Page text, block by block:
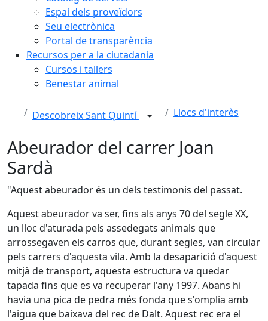
Espai dels proveïdors
Seu electrònica
Portal de transparència
Recursos per a la ciutadania
Cursos i tallers
Benestar animal
Descobreix Sant Quintí Llocs d'interès
Abeurador del carrer Joan
Sardà
"Aquest abeurador és un dels testimonis del passat.
Aquest abeurador va ser, fins als anys 70 del segle XX,
un lloc d'aturada pels assedegats animals que
arrossegaven els carros que, durant segles, van circular
pels carrers d'aquesta vila. Amb la desaparició d'aquest
mitjà de transport, aquesta estructura va quedar
tapada fins que es va recuperar l'any 1997. Abans hi
havia una pica de pedra més fonda que s'omplia amb
l'aigua que baixava del rec de Dalt. Aquest rec era el